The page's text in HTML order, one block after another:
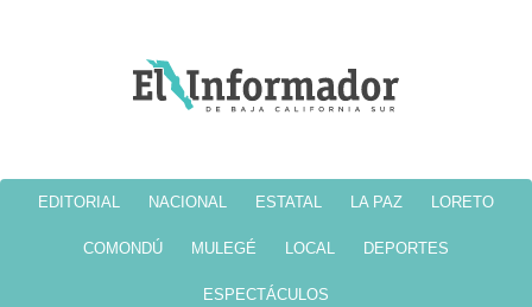
EDITORIAL NACIONAL ESTATAL LA PAZ LORETO
COMONDÚ MULEGÉ LOCAL DEPORTES
ESPECTÁCULOS